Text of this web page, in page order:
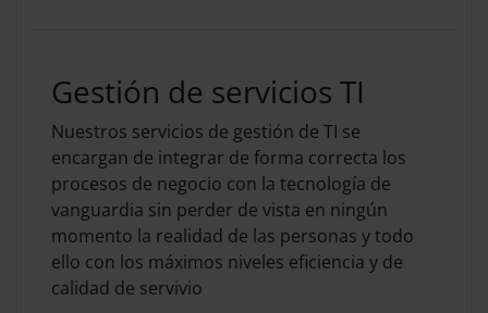
Gestión de servicios TI
Nuestros servicios de gestión de TI se
encargan de integrar de forma correcta los
procesos de negocio con la tecnología de
vanguardia sin perder de vista en ningún
momento la realidad de las personas y todo
ello con los máximos niveles eficiencia y de
calidad de servivio